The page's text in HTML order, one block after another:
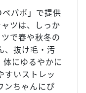
ペパボ」で提供
ツは、しっか
で春や秋冬の
、抜け毛・汚
体にゆるやかに
すいストレッ
ンちゃんにぴ